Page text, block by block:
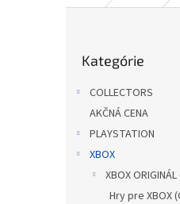
kategórie
Kategórie
COLLECTORS
AKČNÁ CENA
PLAYSTATION
XBOX
XBOX ORIGINÁL
Hry pre XBOX